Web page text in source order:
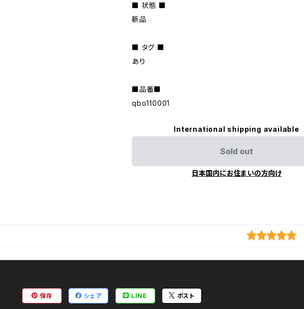
■ 状態 ■
新品
■ タグ ■
あり
■品番■
qbo110001
International shipping available
Sold out
日本国内にお住まいの方向け
保存 シェア LINE ポスト